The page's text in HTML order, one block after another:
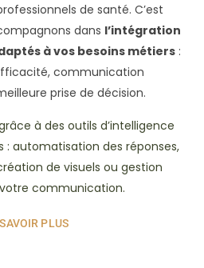
de santé. C’est
dans l’intégration
à vos besoins métiers :
communication
prise de décision.
à des outils d’intelligence
: automatisation des réponses,
de visuels ou gestion
communication.
PLUS